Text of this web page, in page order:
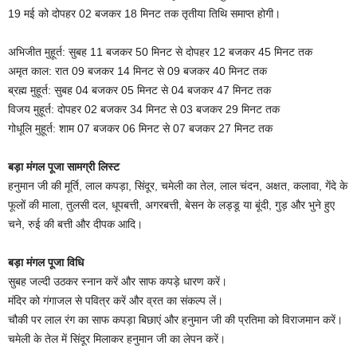
19 मई को दोपहर 02 बजकर 18 मिनट तक तृतीया तिथि समाप्त होगी।
अभिजीत मुहूर्त: सुबह 11 बजकर 50 मिनट से दोपहर 12 बजकर 45 मिनट तक
अमृत काल: रात 09 बजकर 14 मिनट से 09 बजकर 40 मिनट तक
ब्रह्म मुहूर्त: सुबह 04 बजकर 05 मिनट से 04 बजकर 47 मिनट तक
विजय मुहूर्त: दोपहर 02 बजकर 34 मिनट से 03 बजकर 29 मिनट तक
गोधूलि मुहूर्त: शाम 07 बजकर 06 मिनट से 07 बजकर 27 मिनट तक
बड़ा मंगल पूजा सामग्री लिस्ट
हनुमान जी की मूर्ति, लाल कपड़ा, सिंदूर, चमेली का तेल, लाल चंदन, अक्षत, कलावा, गेंदे के
फूलों की माला, तुलसी दल, धूपबत्ती, अगरबत्ती, बेसन के लड्डू या बूंदी, गुड़ और भुने हुए
चने, रुई की बत्ती और दीपक आदि।
बड़ा मंगल पूजा विधि
सुबह जल्दी उठकर स्नान करें और साफ कपड़े धारण करें।
मंदिर को गंगाजल से पवित्र करें और व्रत का संकल्प लें।
चौकी पर लाल रंग का साफ कपड़ा बिछाएं और हनुमान जी की प्रतिमा को विराजमान करें।
चमेली के तेल में सिंदूर मिलाकर हनुमान जी का लेपन करें।